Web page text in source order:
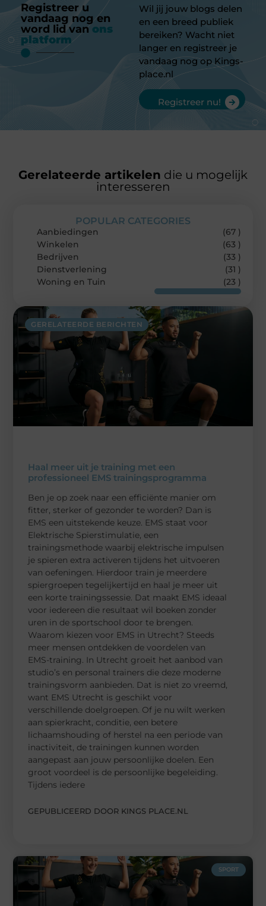
Registreer u
vandaag nog en
word lid van ons
platform
Wil jij jouw blogs delen
en een breed publiek
bereiken? Wacht niet
langer en registreer je
vandaag nog op Kings-
place.nl
Registreer nu!
Gerelateerde artikelen die u mogelijk
interesseren
GERELATEERDE BERICHTEN
Haal meer uit je training met een
professioneel EMS trainingsprogramma
Ben je op zoek naar een efficiënte manier om
fitter, sterker of gezonder te worden? Dan is
EMS een uitstekende keuze. EMS staat voor
Elektrische Spierstimulatie, een
trainingsmethode waarbij elektrische impulsen
je spieren extra activeren tijdens het uitvoeren
van oefeningen. Hierdoor train je meerdere
spiergroepen tegelijkertijd en haal je meer uit
een korte trainingssessie. Dat maakt EMS ideaal
voor iedereen die resultaat wil boeken zonder
uren in de sportschool door te brengen.
Waarom kiezen voor EMS in Utrecht? Steeds
meer mensen ontdekken de voordelen van
EMS-training. In Utrecht groeit het aanbod van
studio’s en personal trainers die deze moderne
trainingsvorm aanbieden. Dat is niet zo vreemd,
want EMS Utrecht is geschikt voor
verschillende doelgroepen. Of je nu wilt werken
aan spierkracht, conditie, een betere
lichaamshouding of herstel na een periode van
inactiviteit, de trainingen kunnen worden
aangepast aan jouw persoonlijke doelen. Een
groot voordeel is de persoonlijke begeleiding.
Tijdens iedere
GEPUBLICEERD DOOR KINGS PLACE.NL
POPULAR CATEGORIES
Aanbiedingen
(67 )
Winkelen
(63 )
Bedrijven
(33 )
Dienstverlening
(31 )
Woning en Tuin
(23 )
SPORT